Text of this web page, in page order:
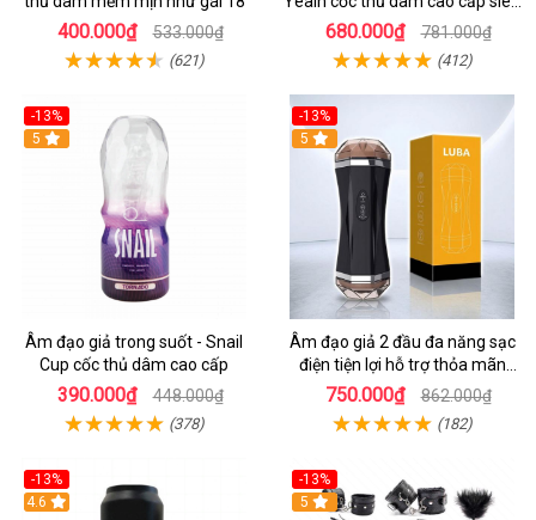
400.000₫ 533.000₫
(621)
sướng
680.000₫ 781.000₫
(412)
-13%
Hot
5
Âm đạo giả trong suốt - Snail
Cup cốc thủ dâm cao cấp
390.000₫ 448.000₫
(378)
-13%
Hot
5
Âm đạo giả 2 đầu đa năng sạc
điện tiện lợi hỗ trợ thỏa mãn
nam
750.000₫ 862.000₫
(182)
-13%
Hot
4.6
-13%
5